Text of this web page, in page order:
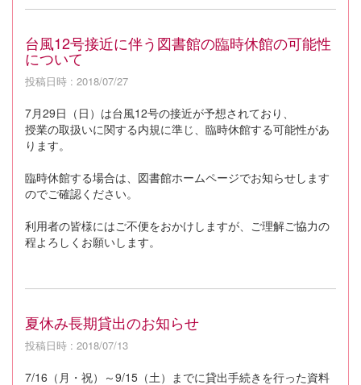
台風12号接近に伴う図書館の臨時休館の可能性
について
投稿日時 : 2018/07/27
7月29日（日）は台風12号の接近が予想されており、
授業の取扱いに関する内規に準じ、臨時休館する可能性があ
ります。
臨時休館する場合は、図書館ホームページでお知らせします
のでご確認ください。
利用者の皆様にはご不便をおかけしますが、ご理解ご協力の
程よろしくお願いします。
夏休み長期貸出のお知らせ
投稿日時 : 2018/07/13
7/16（月・祝）～9/15（土）までに貸出手続きを行った資料